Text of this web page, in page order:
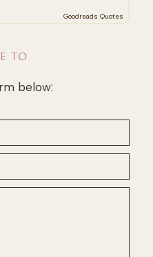
Goodreads Quotes
TO
below: